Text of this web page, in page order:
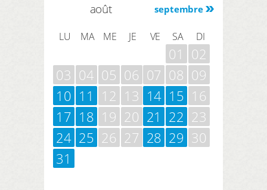
septembre
août
LU MA ME JE VE SA DI
01
02
03 04 05 06 07 08 09
10 11 12 13 14 15 16
17 18 19 20 21 22 23
24 25 26 27 28 29 30
31